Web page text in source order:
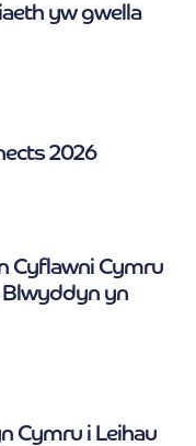
yw gwella
2026
Cyflawni Cymru
Blwyddyn yn
Cymru i Leihau